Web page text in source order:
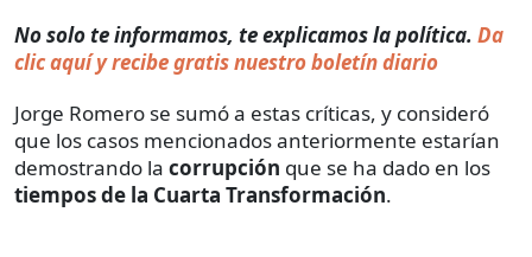
No solo te informamos, te explicamos la política. Da
clic aquí y recibe gratis nuestro boletín diario
Jorge Romero se sumó a estas críticas, y consideró
que los casos mencionados anteriormente estarían
demostrando la corrupción que se ha dado en los
tiemposde la Cuarta Transformación.